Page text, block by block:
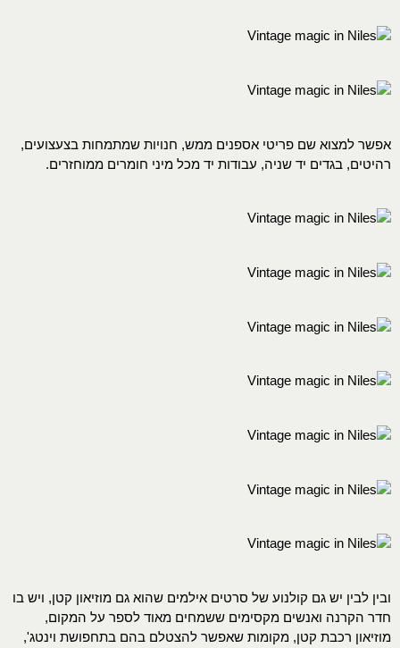
אפשר למצוא שם פריטי אספנים ממש, חנויות שמתמחות בצעצועים,
רהיטים, בגדים יד שניה, עבודות יד מכל מיני חומרים ממוחזרים.
ובין לבין יש גם קולנוע של סרטים אילמים שהוא גם מוזיאון קטן, ויש בו
חדר הקרנה ואנשים מקסימים ששמחים מאוד לספר על המקום,
מוזיאון רכבת קטן, מקומות שאפשר להצטלם בהם בתחפושת וינטג',